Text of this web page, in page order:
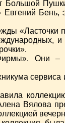
Большой
Бень,
«Ласточки
и
Они –
Вялова